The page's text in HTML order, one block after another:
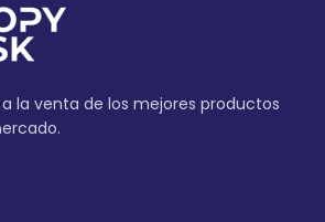
la venta de los mejores productos